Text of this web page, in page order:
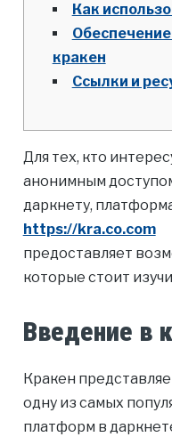
Как
кракен
Ссылки и
Для тех, кто
анонимным
даркнету,
https://kra.co.com
предоставляет
которые стоит
Введение в
Кракен
одну из самых
платформ в